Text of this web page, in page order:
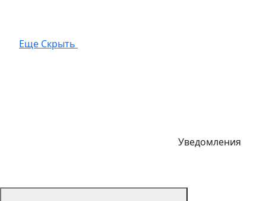
Еще Скрыть
Уведомления